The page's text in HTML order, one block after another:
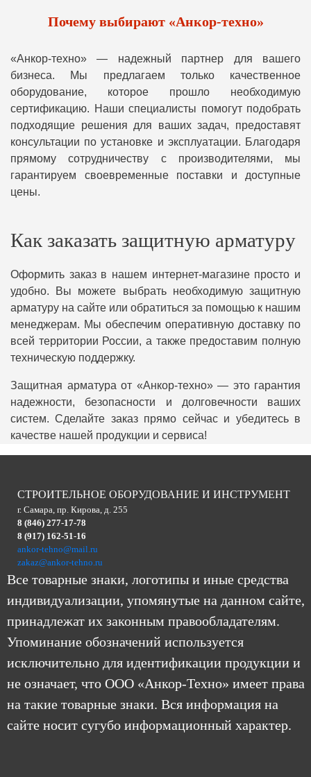
Почему выбирают «Анкор-техно»
«Анкор-техно» — надежный партнер для вашего
бизнеса. Мы предлагаем только качественное
оборудование, которое прошло необходимую
сертификацию. Наши специалисты помогут подобрать
подходящие решения для ваших задач, предоставят
консультации по установке и эксплуатации. Благодаря
прямому сотрудничеству с производителями, мы
гарантируем своевременные поставки и доступные
цены.
Как заказать защитную арматуру
Оформить заказ в нашем интернет-магазине просто и
удобно. Вы можете выбрать необходимую защитную
арматуру на сайте или обратиться за помощью к нашим
менеджерам. Мы обеспечим оперативную доставку по
всей территории России, а также предоставим полную
техническую поддержку.
Защитная арматура от «Анкор-техно» — это гарантия
надежности, безопасности и долговечности ваших
систем. Сделайте заказ прямо сейчас и убедитесь в
качестве нашей продукции и сервиса!
СТРОИТЕЛЬНОЕ ОБОРУДОВАНИЕ И ИНСТРУМЕНТ
г. Самара, пр. Кирова, д. 255
8 (846) 277-17-78
8 (917) 162-51-16
ankor-tehno@mail.ru
zakaz@ankor-tehno.ru
Все товарные знаки, логотипы и иные средства
индивидуализации, упомянутые на данном сайте,
принадлежат их законным правообладателям.
Упоминание обозначений используется
исключительно для идентификации продукции и
не означает, что ООО «Анкор-Техно» имеет права
на такие товарные знаки. Вся информация на
сайте носит сугубо информационный характер.